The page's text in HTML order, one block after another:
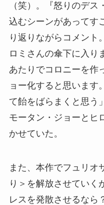
（笑）。『怒りのデ
込むシーンがあってす
り返りながらコメント
ロミさんの傘下に入り
あたりでコロニーを作
ョー化すると思います
て飴をばらまくと思う
モータン・ジョーとヒ
かせていた。
また、本作でフュリオ
り＞を解放させていく
レスを発散させるなら